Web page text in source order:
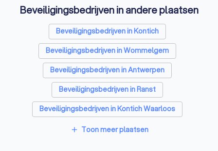
Beveiligingsbedrijven in andere plaatsen
Beveiligingsbedrijven in Kontich
Beveiligingsbedrijven in Wommelgem
Beveiligingsbedrijven in Antwerpen
Beveiligingsbedrijven in Ranst
Beveiligingsbedrijven in Kontich Waarloos
Beveiligingsbedrijven in Wijnegem
add Toon meer plaatsen